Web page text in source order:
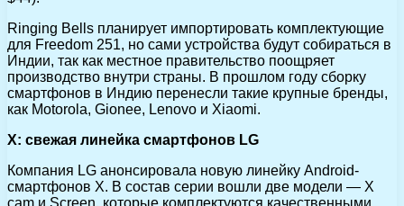
Ringing Bells планирует импортировать комплектующие
для Freedom 251, но сами устройства будут собираться в
Индии, так как местное правительство поощряет
производство внутри страны. В прошлом году сборку
смартфонов в Индию перенесли такие крупные бренды,
как Motorola, Gionee, Lenovo и Xiaomi.
X: свежая линейка смартфонов LG
Компания LG анонсировала новую линейку Android-
смартфонов X. В состав серии вошли две модели — X
cam и Screen, которые комплектуются качественными